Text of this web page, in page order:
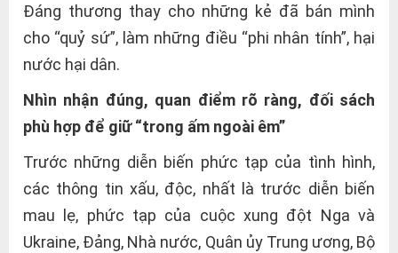
Đáng thương thay cho những kẻ đã bán mình
cho “quỷ sứ”, làm những điều “phi nhân tính”, hại
nước hại dân.
Nhìn nhận đúng, quan điểm rõ ràng, đối sách
phù hợp để giữ “trong ấm ngoài êm”
Trước những diễn biến phức tạp của tình hình,
các thông tin xấu, độc, nhất là trước diễn biến
mau lẹ, phức tạp của cuộc xung đột Nga và
Ukraine, Đảng, Nhà nước, Quân ủy Trung ương, Bộ